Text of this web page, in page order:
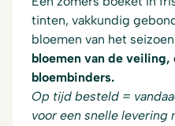
tinten, vakkundig
bloemen van het
bloemen van de veiling,
bloembinders.
Op tijd besteld =
voor een snelle levering